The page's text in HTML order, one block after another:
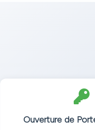
Ouverture de